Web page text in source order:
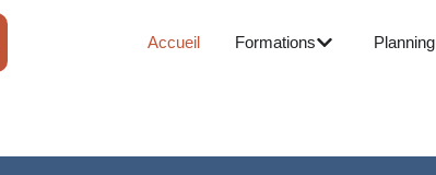
Accueil Formations Planning